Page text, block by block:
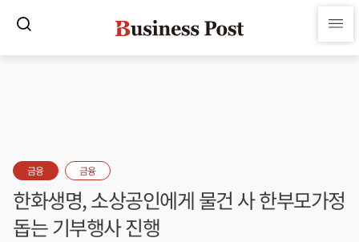
금융 금융
한화생명, 소상공인에게 물건 사 한부모가정
돕는 기부행사 진행